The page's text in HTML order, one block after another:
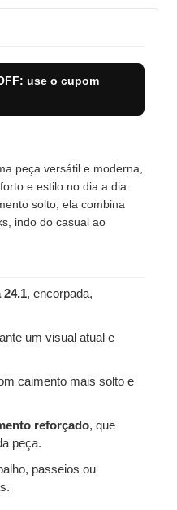
: use o cupom
peça versátil e moderna,
e estilo no dia a dia.
solto, ela combina
indo do casual ao
24.1, encorpada,
um visual atual e
caimento mais solto e
reforçado, que
peça.
passeios ou